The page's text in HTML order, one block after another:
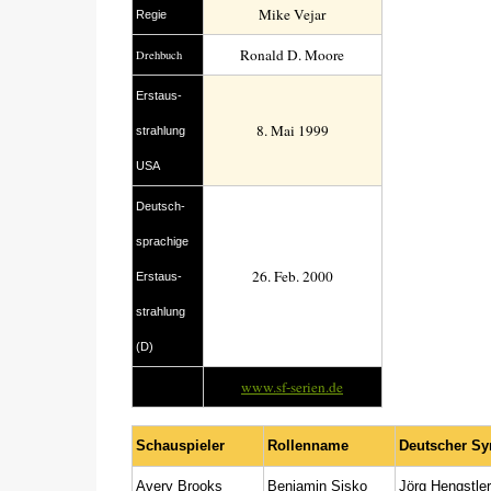
Regie Mike Vejar
Drehbuch Ronald D. Moore
Erstaus­
strahlung
USA
8. Mai 1999
Deutsch­
sprachige
Erstaus­
strahlung
(D)
26. Feb. 2000
www.sf-serien.de
Schauspieler Rollenname Deutscher
Avery Brooks Benjamin Sisko Jörg Hengstler